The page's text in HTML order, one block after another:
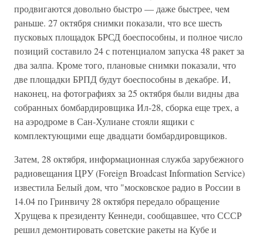
продвигаются довольно быстро — даже быстрее, чем
раньше. 27 октября снимки показали, что все шесть
пусковых площадок БРСД боеспособны, и полное число
позиций составило 24 с потенциалом запуска 48 ракет за
два залпа. Кроме того, плановые снимки показали, что
две площадки БРПД будут боеспособны в декабре. И,
наконец, на фотографиях за 25 октября были видны два
собранных бомбардировщика Ил-28, сборка еще трех, а
на аэродроме в Сан-Хулиане стояли ящики с
комплектующими еще двадцати бомбардировщиков.
Затем, 28 октября, информационная служба зарубежного
радиовещания ЦРУ (Foreign Broadcast Information Service)
известила Белый дом, что "московское радио в России в
14.04 по Гринвичу 28 октября передало обращение
Хрущева к президенту Кеннеди, сообщавшее, что СССР
решил демонтировать советские ракеты на Кубе и